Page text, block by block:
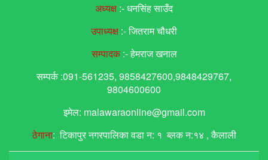
अध्यक्ष :- धनसिंह साउँद
उपाध्यक्ष :- जितराम चौधरी
सम्पादक:- हेमराज खनाल
सम्पर्क :091-561235, 9858427600,9848429767,
9804600600
इमेल: malawaraonline@gmail.com
ठेगाना: टिकापुर नगरपालिका वडा न: १ ब्लक न:१४ , कैलाली